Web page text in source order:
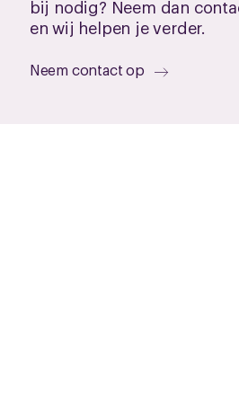
bij nodig? Neem dan
en wij helpen je verder.
Neem contact op